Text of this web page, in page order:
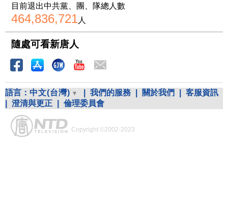
目前退出中共黨、團、隊總人數
464,836,721人
隨處可看新唐人
語言： 中文(台灣) 我們的服務 關於我們
客服資訊
澄清與更正 倫理委員會
Copyright ©2002-2023